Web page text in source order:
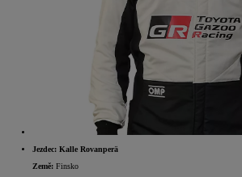
Jezdec: Kalle Rovanperä
Země: Finsko